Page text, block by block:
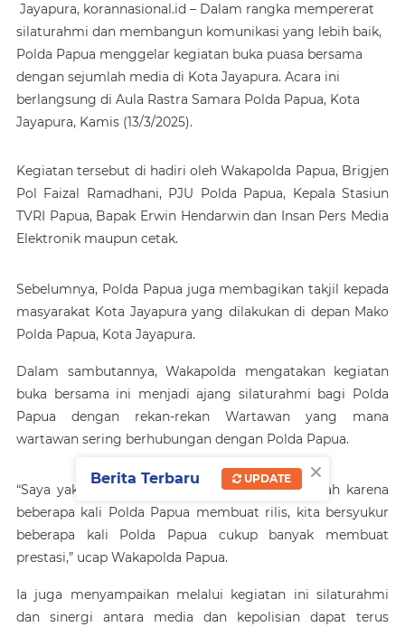
Jayapura, korannasional.id – Dalam rangka mempererat
silaturahmi dan membangun komunikasi yang lebih baik,
Polda Papua menggelar kegiatan buka puasa bersama
dengan sejumlah media di Kota Jayapura. Acara ini
berlangsung di Aula Rastra Samara Polda Papua, Kota
Jayapura, Kamis (13/3/2025).
Kegiatan tersebut di hadiri oleh Wakapolda Papua, Brigjen
Pol Faizal Ramadhani, PJU Polda Papua, Kepala Stasiun
TVRI Papua, Bapak Erwin Hendarwin dan Insan Pers Media
Elektronik maupun cetak.
Sebelumnya, Polda Papua juga membagikan takjil kepada
masyarakat Kota Jayapura yang dilakukan di depan Mako
Polda Papua, Kota Jayapura.
Dalam sambutannya, Wakapolda mengatakan kegiatan
buka bersama ini menjadi ajang silaturahmi bagi Polda
Papua dengan rekan-rekan Wartawan yang mana
wartawan sering berhubungan dengan Polda Papua.
“Saya yakin dan percaya rekan-rekan cukup Lelah karena
beberapa kali Polda Papua membuat rilis, kita bersyukur
beberapa kali Polda Papua cukup banyak membuat
prestasi,” ucap Wakapolda Papua.
Ia juga menyampaikan melalui kegiatan ini silaturahmi
dan sinergi antara media dan kepolisian dapat terus
×
Berita Terbaru UPDATE